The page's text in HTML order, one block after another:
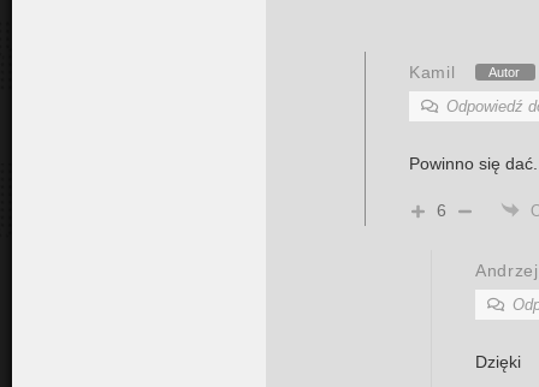
Kamil Autor
Odpowiedź
Powinno się
6
Dzięki